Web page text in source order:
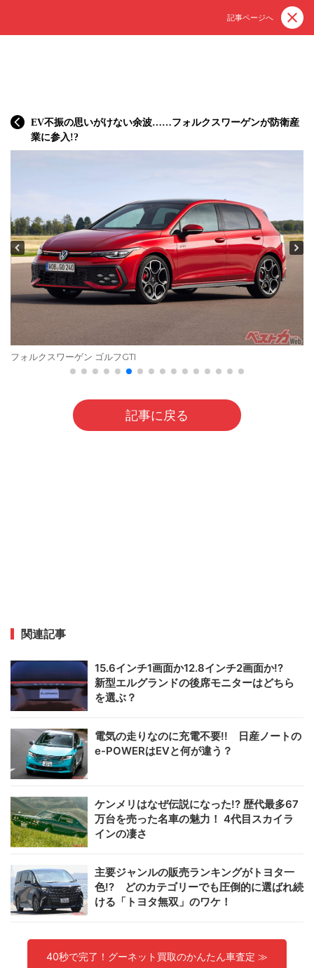
記事ページへ
EV不振の思いがけない余波……フォルクスワーゲンが防衛産
業に参入!?
フォルクスワーゲン ゴルフGTI
記事に戻る
関連記事
15.6インチ1画面か12.8インチ2画面か!?
新型エルグランドの後席モニターはどちら
を選ぶ？
電気の走りなのに充電不要!! 日産ノートの
e-POWERはEVと何が違う？
ケンメリはなぜ伝説になった!? 歴代最多67
万台を売った名車の魅力！ 4代目スカイラ
インの凄さ
主要ジャンルの販売ランキングがトヨタ一
色!? どのカテゴリーでも圧倒的に選ばれ続
ける「トヨタ無双」のワケ！
40秒で完了！グーネット買取のかんたん車査定 ≫